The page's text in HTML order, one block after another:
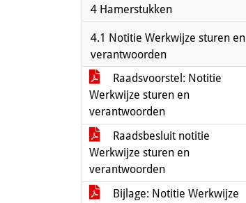
4 Hamerstukken
4.1 Notitie Werkwijze sturen en
verantwoorden
Raadsvoorstel: Notitie
Werkwijze sturen en
verantwoorden
Raadsbesluit notitie
Werkwijze sturen en
verantwoorden
Bijlage: Notitie Werkwijze